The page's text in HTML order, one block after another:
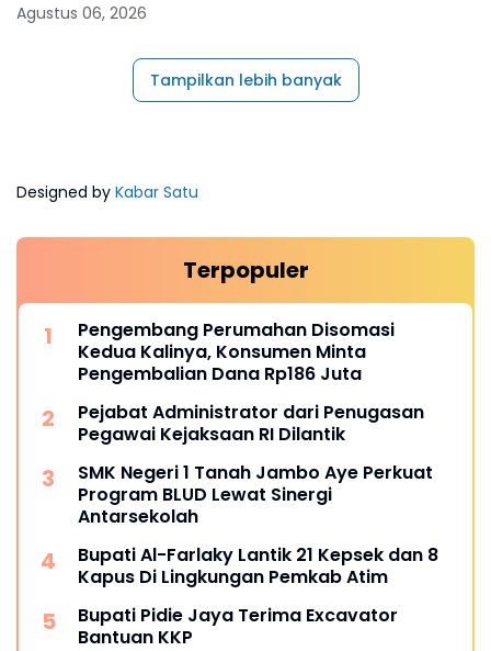
Agustus 06, 2026
Tampilkan lebih banyak
Designed by Kabar Satu
Terpopuler
Pengembang Perumahan Disomasi
Kedua Kalinya, Konsumen Minta
Pengembalian Dana Rp186 Juta
Pejabat Administrator dari Penugasan
Pegawai Kejaksaan RI Dilantik
SMK Negeri 1 Tanah Jambo Aye Perkuat
Program BLUD Lewat Sinergi
Antarsekolah
Bupati Al-Farlaky Lantik 21 Kepsek dan 8
Kapus Di Lingkungan Pemkab Atim
Bupati Pidie Jaya Terima Excavator
Bantuan KKP